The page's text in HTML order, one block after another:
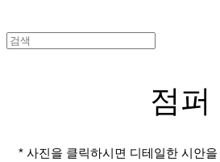
점퍼
* 사진을 클릭하시면 디테일한 시안